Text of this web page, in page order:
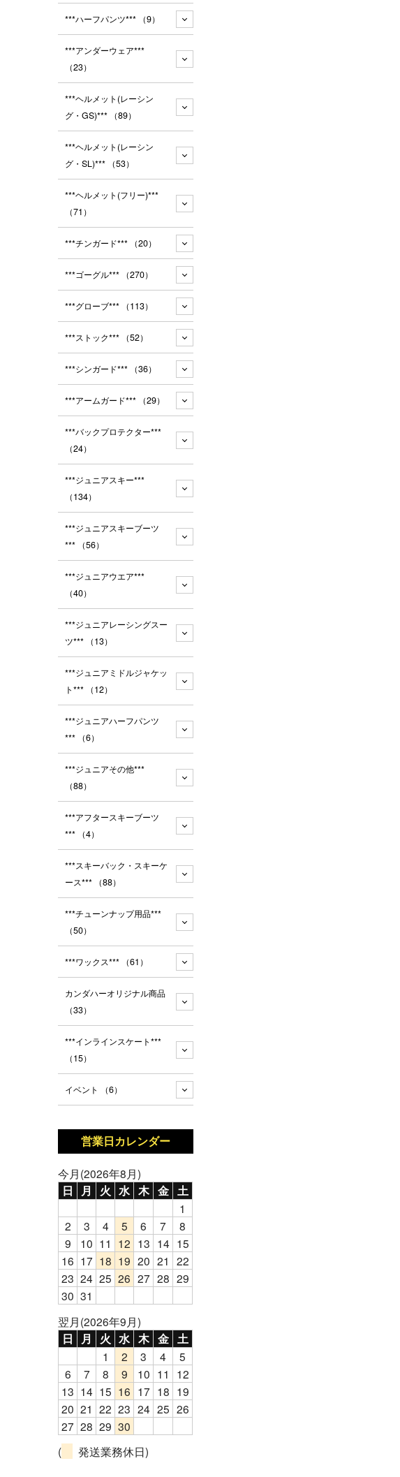
***ハーフパンツ*** （9）
***アンダーウェア***
（23）
***ヘルメット(レーシン
グ・GS)*** （89）
***ヘルメット(レーシン
グ・SL)*** （53）
***ヘルメット(フリー)***
（71）
***チンガード*** （20）
***ゴーグル*** （270）
***グローブ*** （113）
***ストック*** （52）
***シンガード*** （36）
***アームガード*** （29）
***バックプロテクター***
（24）
***ジュニアスキー***
（134）
***ジュニアスキーブーツ
*** （56）
***ジュニアウエア***
（40）
***ジュニアレーシングスー
ツ*** （13）
***ジュニアミドルジャケッ
ト*** （12）
***ジュニアハーフパンツ
*** （6）
***ジュニアその他***
（88）
***アフタースキーブーツ
*** （4）
***スキーバック・スキーケ
ース*** （88）
***チューンナップ用品***
（50）
***ワックス*** （61）
カンダハーオリジナル商品
（33）
***インラインスケート***
（15）
イベント （6）
営業日カレンダー
今月(2026年8月)
日 月 火 水 木 金 土
1
2
3 4 5 6 7
8
9
10 11 12 13 14 15
16 17 18 19 20 21 22
23 24 25 26 27 28 29
30 31
翌月(2026年9月)
日 月 火 水 木 金 土
1 2 3 4
5
6
7 8 9 10 11
12
13 14 15 16 17 18 19
20 21 22 23 24 25 26
27 28 29 30
(
発送業務休日)